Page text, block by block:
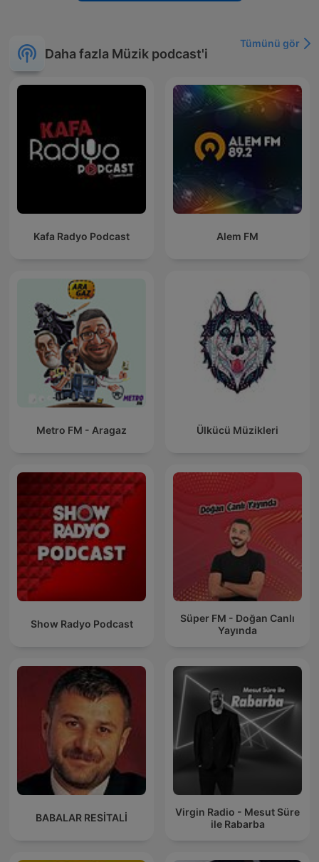
Daha fazla Müzik podcast'i
Tümünü gör
Kafa Radyo Podcast Alem FM
Metro FM - Aragaz Ülkücü Müzikleri
Show Radyo Podcast
Süper FM - Doğan Canlı
Yayında
BABALAR RESİTALİ
Virgin Radio - Mesut Süre
ile Rabarba